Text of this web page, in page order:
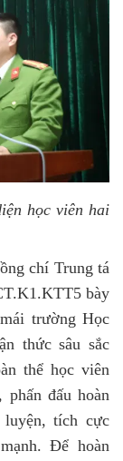
học viên hai
chí Trung tá
bày
trường Học
thức sâu sắc
thể học viên
đấu hoàn
luyện, tích cực
Để hoàn